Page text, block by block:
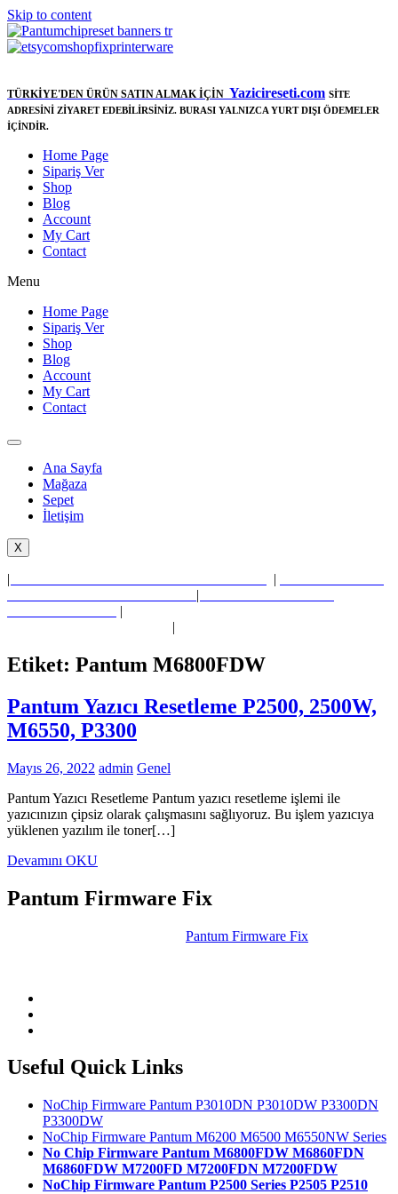
Skip to content
TÜRKİYE'DEN ÜRÜN SATIN ALMAK İÇİN Yazicireseti.com SİTE
ADRESİNİ ZİYARET EDEBİLİRSİNİZ. BURASI YALNIZCA YURT DIŞI ÖDEMELER
İÇİNDİR.
Home Page
Sipariş Ver
Shop
Blog
Account
My Cart
Contact
Menu
Home Page
Sipariş Ver
Shop
Blog
Account
My Cart
Contact
Ana Sayfa
Mağaza
Sepet
İletişim
X
| |
|
|
|
Etiket: Pantum M6800FDW
Pantum Yazıcı Resetleme P2500, 2500W,
M6550, P3300
Mayıs 26, 2022 admin Genel
Pantum Yazıcı Resetleme Pantum yazıcı resetleme işlemi ile
yazıcınızın çipsiz olarak çalışmasını sağlıyoruz. Bu işlem yazıcıya
yüklenen yazılım ile toner[…]
Devamını OKU
Pantum Firmware Fix
Pantum Firmware Fix
Useful Quick Links
NoChip Firmware Pantum P3010DN P3010DW P3300DN
P3300DW
NoChip Firmware Pantum M6200 M6500 M6550NW Series
No Chip Firmware Pantum M6800FDW M6860FDN
M6860FDW M7200FD M7200FDN M7200FDW
NoChip Firmware Pantum P2500 Series P2505 P2510